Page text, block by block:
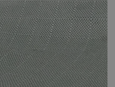
to kwestia chwili. Korzyści,
trwają nieporównywalnie dłużej.
promieniowaniu
warunkom pogodowym. Nie
na tym akcesorium. Ta
dzięki czemu będziesz